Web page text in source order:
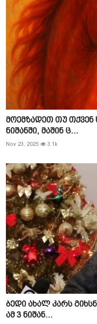
მოემზადეთ თუ თქვენ
ნიშანში, მაშინ ც...
Nov 23, 2025 3.1k
ბედი ახალ კარს
ამ 3 ნიშან...